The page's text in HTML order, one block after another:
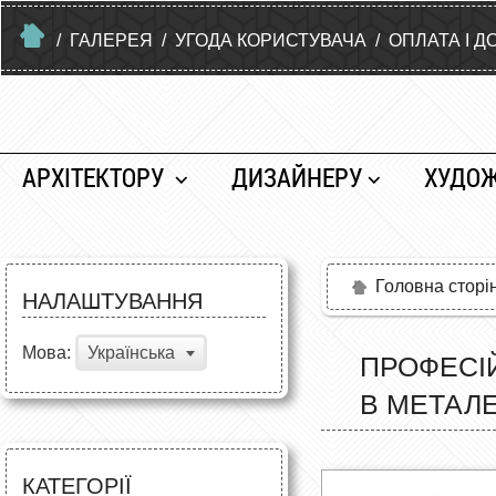
/ ГАЛЕРЕЯ / УГОДА КОРИСТУВАЧА / ОПЛАТА І
АРХІТЕКТОРУ ДИЗАЙНЕРУ
НАЛАШТУВАННЯ
Мова: Українська
КАТЕГОРІЇ
Головна
В